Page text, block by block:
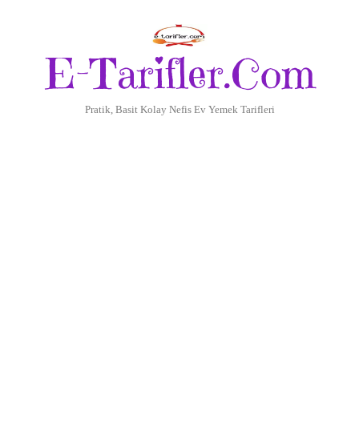
E-Tarifler.Com
Pratik, Basit Kolay Nefis Ev Yemek Tarifleri